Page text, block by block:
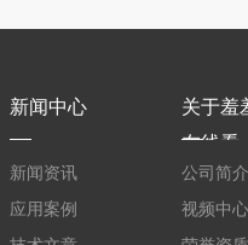
新闻中心
新闻资讯
应用案例
关于羞
在线看
公司简介
视频中心